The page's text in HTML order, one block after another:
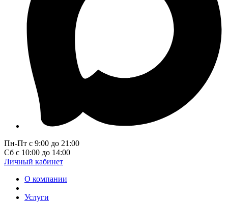
Пн-Пт с 9:00 до 21:00
Сб с 10:00 до 14:00
Личный кабинет
О компании
Услуги